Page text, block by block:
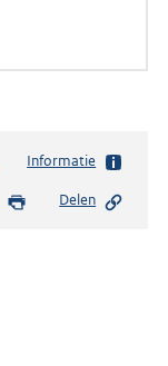
Informatie
Delen